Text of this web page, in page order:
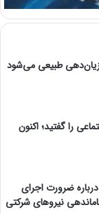
طبیعی می‌شود
را گفتید؛ اکنون
ضرورت اجرای
نیروهای شرکتی